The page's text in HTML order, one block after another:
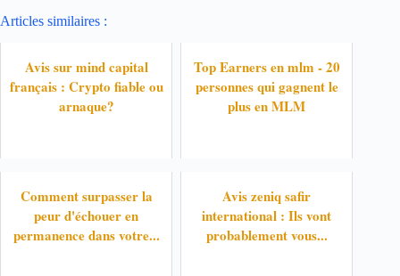
Articles similaires :
Avis sur mind capital
français : Crypto fiable ou
arnaque?
Top Earners en mlm - 20
personnes qui gagnent le
plus en MLM
Comment surpasser la
peur d'échouer en
permanence dans votre...
Avis zeniq safir
international : Ils vont
probablement vous...